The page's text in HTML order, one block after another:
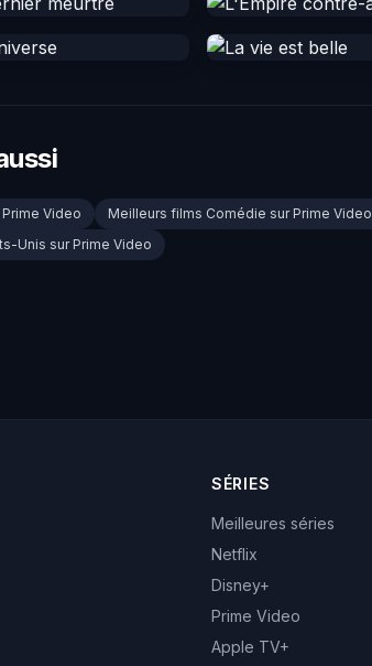
Video Meilleurs films Comédie sur Prime Video
Unis sur Prime Video
SÉRIES
Meilleures séries
Netflix
Disney+
Prime Video
Apple TV+